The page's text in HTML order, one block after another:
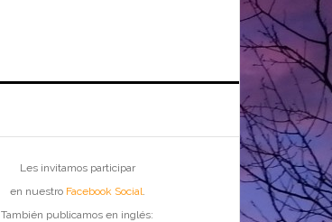
Les invitamos participar
en nuestro Facebook Social.
También publicamos en inglés: